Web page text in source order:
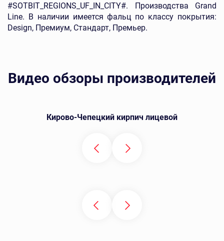
#SOTBIT_REGIONS_UF_IN_CITY#. Производства Grand
Line. В наличии имеется фальц по классу покрытия:
Design, Премиум, Стандарт, Премьер.
Видео обзоры производителей
Кирово-Чепецкий кирпич лицевой